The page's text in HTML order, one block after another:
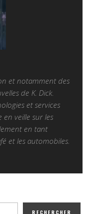
et notamment des
de K. Dick.
et services
veille sur les
en tant
et les automobiles.
RECHERCHER